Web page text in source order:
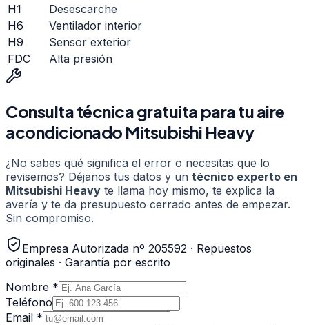
H1
Desescarche
H6
Ventilador interior
H9
Sensor exterior
FDC
Alta presión
Consulta técnica gratuita para tuaire
acondicionado Mitsubishi Heavy
¿No sabes qué significa el error o necesitas que lo
revisemos? Déjanos tus datos y un técnico experto en
Mitsubishi Heavy te llama hoy mismo, te explica la
avería y te da presupuesto cerrado antes de empezar.
Sin compromiso.
Empresa Autorizada nº 205592 · Repuestos
originales · Garantía por escrito
Nombre *
Teléfono
Email *